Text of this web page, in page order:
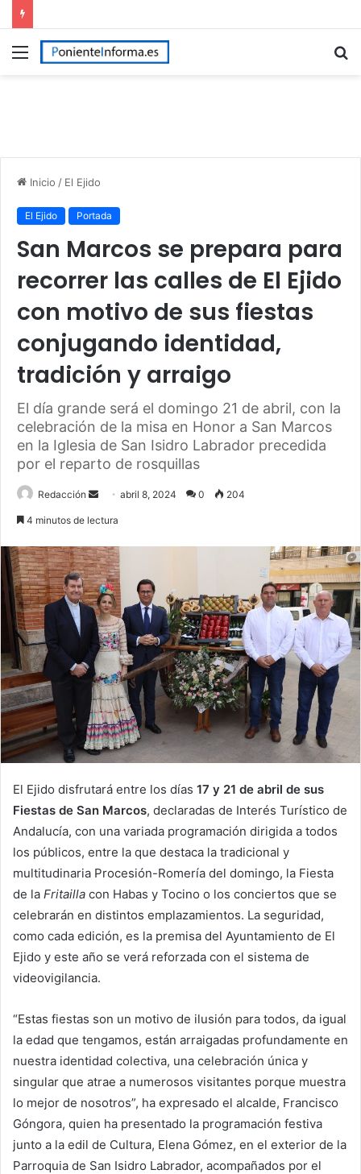
Menú
Inicio / El Ejido
El Ejido Portada
San Marcos se prepara para
recorrer las calles de El Ejido
con motivo de sus fiestas
conjugando identidad,
tradición y arraigo
El día grande será el domingo 21 de abril, con la
celebración de la misa en Honor a San Marcos
en la Iglesia de San Isidro Labrador precedida
por el reparto de rosquillas
Redacción
Sendabril 8, 2024 0 204
4 minutos de lectura
El Ejido disfrutará entre los días 17 y 21 de abril de sus
Fiestas de San Marcos, declaradas de Interés Turístico de
Andalucía, con una variada programación dirigida a todos
los públicos, entre la que destaca la tradicional y
multitudinaria Procesión-Romería del domingo, la Fiesta
de la Fritailla con Habas y Tocino o los conciertos que se
celebrarán en distintos emplazamientos. La seguridad,
como cada edición, es la premisa del Ayuntamiento de El
Ejido y este año se verá reforzada con el sistema de
videovigilancia.
“Estas fiestas son un motivo de ilusión para todos, da igual
la edad que tengamos, están arraigadas profundamente en
nuestra identidad colectiva, una celebración única y
singular que atrae a numerosos visitantes porque muestra
lo mejor de nosotros”, ha expresado el alcalde, Francisco
Góngora, quien ha presentado la programación festiva
junto a la edil de Cultura, Elena Gómez, en el exterior de la
Parroquia de San Isidro Labrador, acompañados por el